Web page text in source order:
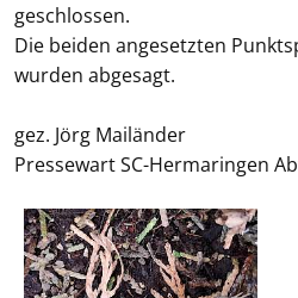
geschlossen.
Die beiden angesetzten
wurden abgesagt.
gez. Jörg Mailänder
Pressewart SC-Hermaringen